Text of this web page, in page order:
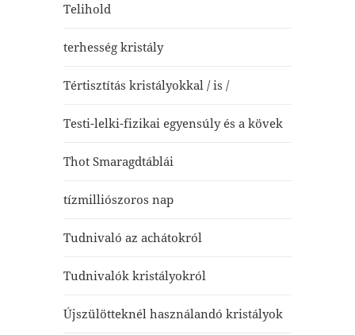
Telihold
terhesség kristály
Tértisztítás kristályokkal / is /
Testi-lelki-fizikai egyensúly és a kövek
Thot Smaragdtáblái
tízmilliószoros nap
Tudnivaló az achátokról
Tudnivalók kristályokról
Újszülötteknél használandó kristályok